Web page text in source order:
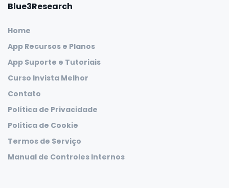
Blue3Research
Home
App Recursos e Planos
App Suporte e Tutoriais
Curso Invista Melhor
Contato
Política de Privacidade
Política de Cookie
Termos de Serviço
Manual de Controles Internos